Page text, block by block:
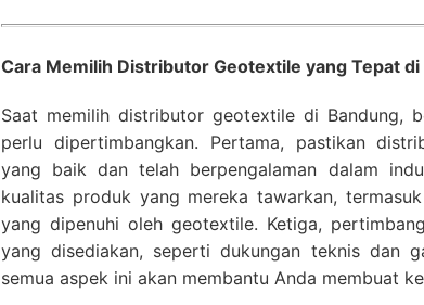
Cara Memilih Distributor Geotextile yang Tepat di
Saat memilih distributor geotextile di Bandung,
perlu dipertimbangkan. Pertama, pastikan
yang baik dan telah berpengalaman dalam
kualitas produk yang mereka tawarkan,
yang dipenuhi oleh geotextile. Ketiga,
yang disediakan, seperti dukungan teknis dan
semua aspek ini akan membantu Anda membuat